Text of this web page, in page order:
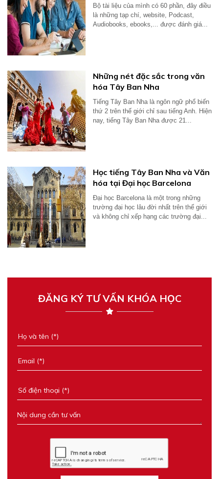
Bộ tài liệu của mình có 60 phần, đây điều
là những tạp chí, website, Podcast,
Audiobooks, ebooks,... được đánh giá...
Những nét đặc sắc trong văn
hóa Tây Ban Nha
Tiếng Tây Ban Nha là ngôn ngữ phổ biến
thứ 2 trên thế giới chỉ sau tiếng Anh. Hiện
nay, tiếng Tây Ban Nha được 21...
Học tiếng Tây Ban Nha và Văn
hóa tại Đại học Barcelona
Đại học Barcelona là một trong những
trường đại học lâu đời nhất trên thế giới
và không chỉ xếp hạng các trường đại...
ĐĂNG KÝ TƯ VẤN KHÓA HỌC